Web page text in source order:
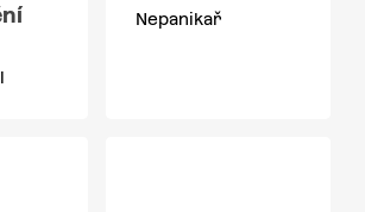
Nepanikař